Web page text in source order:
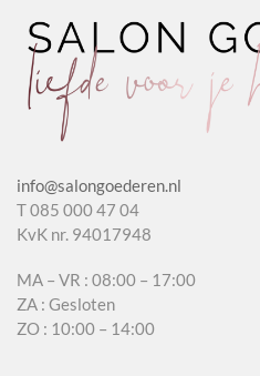
info@salongoederen.nl
T 085 000 47 04
KvK nr. 94017948
MA – VR : 08:00 – 17:00
ZA : Gesloten
ZO : 10:00 – 14:00